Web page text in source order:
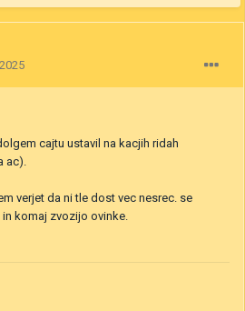
cajtu ustavil na kacjih ridah
ac).
verjet da ni tle dost vec nesrec. se
komaj zvozijo ovinke.